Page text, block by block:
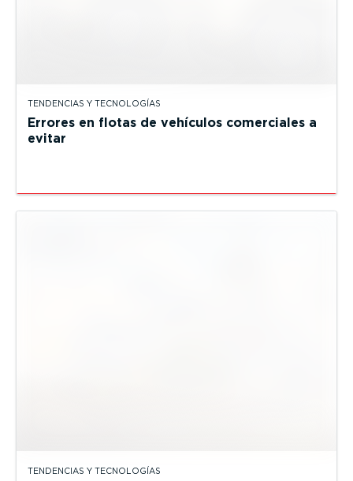
TENDENCIAS Y TECNOLOGÍAS
Errores en flotas de vehículos comerciales a
evitar
TENDENCIAS Y TECNOLOGÍAS